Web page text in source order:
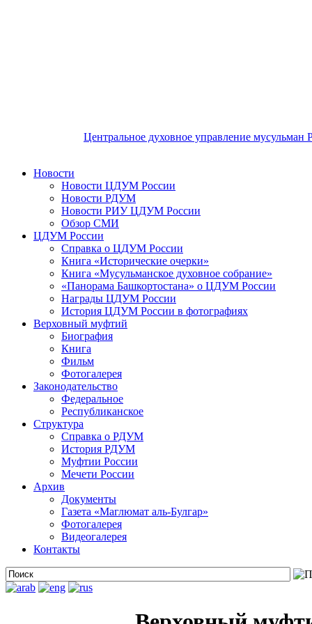
Центральное духовное управление мусульман
Новости
Новости ЦДУМ России
Новости РДУМ
Новости РИУ ЦДУМ России
Обзор СМИ
ЦДУМ России
Справка о ЦДУМ России
Книга «Исторические очерки»
Книга «Мусульманское духовное собрание»
«Панорама Башкортостана» о ЦДУМ России
Награды ЦДУМ России
История ЦДУМ России в фотографиях
Верховный муфтий
Биография
Книга
Фильм
Фотогалерея
Законодательство
Федеральное
Республиканское
Структура
Справка о РДУМ
История РДУМ
Муфтии России
Мечети России
Архив
Документы
Газета «Маглюмат аль-Булгар»
Фотогалерея
Видеогалерея
Контакты